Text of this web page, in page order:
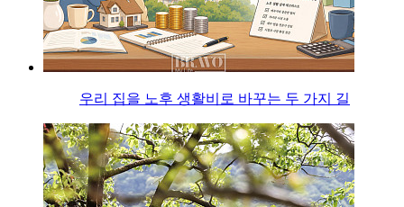
우리 집을 노후 생활비로 바꾸는 두 가지 길